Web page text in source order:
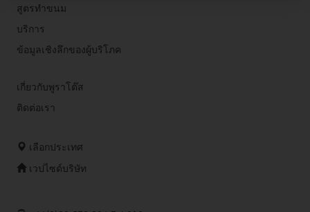
สูตรทำขนม
บริการ
ข้อมูลเชิงลึกของผู้บริโภค
เกี่ยวกับพูราโต๊ส
ติดต่อเรา
เลือกประเทศ
เวปไซด์บริษัท